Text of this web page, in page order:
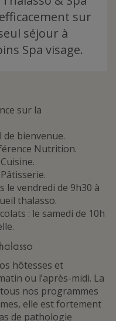
sur
séjour à
Spa visage.
sur la
de bienvenue.
Nutrition.
le vendredi de 9h30 à
thalasso.
: le samedi de 10h
hôtesses et
ou l’après-midi. La
nos programmes
elle est fortement
de pathologie